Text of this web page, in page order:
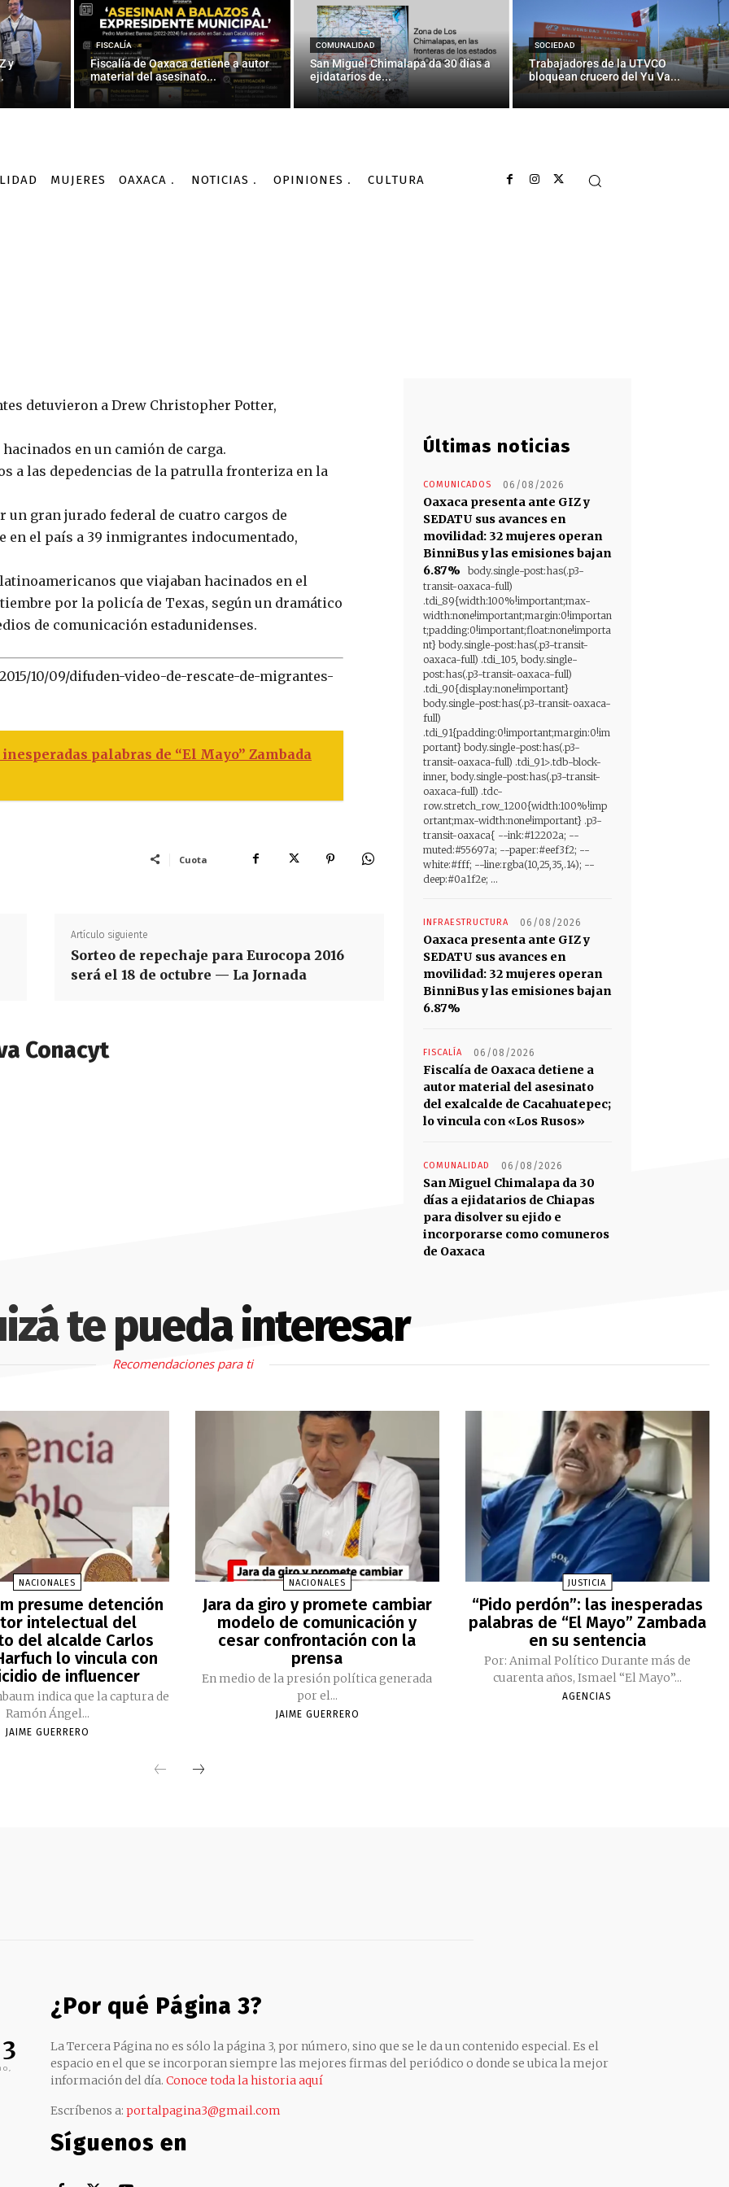
y
FISCALÍA
Fiscalía de Oaxaca detiene a autor
material del asesinato...
COMUNALIDAD
San Miguel Chimalapa da 30 días a
ejidatarios de...
SOCIEDAD
Trabajadores de la UTVCO
bloquean crucero del Yu Va...
MUJERES OAXACA NOTICIAS OPINIONES CULTURA
en Texas — La Jornada
Por AGENCIA INFORMATIVA CONACYT - 10/10/2015
detuvieron a Drew Christopher Potter,
en un camión de carga.
a las depedencias de la patrulla fronteriza en la
un gran jurado federal de cuatro cargos de
el país a 39 inmigrantes indocumentado,
que viajaban hacinados en el
por la policía de Texas, según un dramático
de comunicación estadunidenses.
10/09/difuden-video-de-rescate-de-migrantes-
palabras de “El Mayo” Zambada
Cuota
Artículo siguiente
Sorteo de repechaje para Eurocopa 2016
será el 18 de octubre — La Jornada
Conacyt
Últimas noticias
COMUNICADOS 06/08/2026
Oaxaca presenta ante GIZ y
SEDATU sus avances en
movilidad: 32 mujeres operan
BinniBus y las emisiones bajan
6.87%
body.single-post:has(.p3-
transit-oaxaca-full)
.tdi_89{width:100%!important;max-
width:none!important;margin:0!importan
t;padding:0!important;float:none!importa
nt} body.single-post:has(.p3-transit-
oaxaca-full) .tdi_105, body.single-
post:has(.p3-transit-oaxaca-full)
.tdi_90{display:none!important}
body.single-post:has(.p3-transit-oaxaca-
full)
.tdi_91{padding:0!important;margin:0!im
portant} body.single-post:has(.p3-
transit-oaxaca-full) .tdi_91>.tdb-block-
inner, body.single-post:has(.p3-transit-
oaxaca-full) .tdc-
row.stretch_row_1200{width:100%!imp
ortant;max-width:none!important} .p3-
transit-oaxaca{ --ink:#12202a; --
muted:#55697a; --paper:#eef3f2; --
white:#fff; --line:rgba(10,25,35,.14); --
deep:#0a1f2e; ...
INFRAESTRUCTURA 06/08/2026
Oaxaca presenta ante GIZ y
SEDATU sus avances en
movilidad: 32 mujeres operan
BinniBus y las emisiones bajan
6.87%
FISCALÍA 06/08/2026
Fiscalía de Oaxaca detiene a
autor material del asesinato
del exalcalde de Cacahuatepec;
lo vincula con «Los Rusos»
COMUNALIDAD 06/08/2026
San Miguel Chimalapa da 30
días a ejidatarios de Chiapas
para disolver su ejido e
incorporarse como comuneros
de Oaxaca
te pueda interesar
Recomendaciones para ti
NACIONALES
presume detención
intelectual del
del alcalde Carlos
lo vincula con
de influencer
indica que la captura de
Ramón Ángel...
JAIME GUERRERO
NACIONALES
Jara da giro y promete cambiar
modelo de comunicación y
cesar confrontación con la
prensa
En medio de la presión política generada
por el...
JAIME GUERRERO
JUSTICIA
“Pido perdón”: las inesperadas
palabras de “El Mayo” Zambada
en su sentencia
Por: Animal Político Durante más de
cuarenta años, Ismael “El Mayo”...
AGENCIAS
¿Por qué Página 3?
La Tercera Página no es sólo la página 3, por número, sino que se le da un contenido especial. Es el
espacio en el que se incorporan siempre las mejores firmas del periódico o donde se ubica la mejor
información del día. Conoce toda la historia aquí
Escríbenos a: portalpagina3@gmail.com
Síguenos en